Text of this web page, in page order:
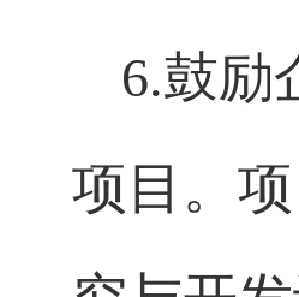
6.鼓励
项目。